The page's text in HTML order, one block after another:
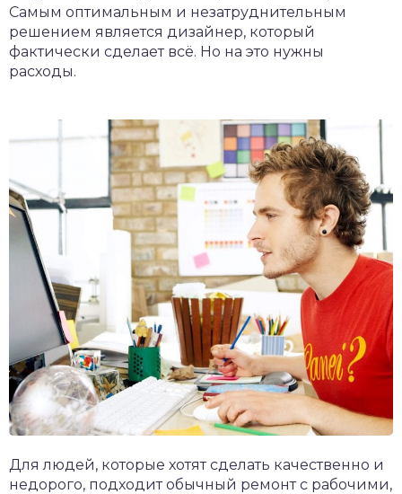
Самым оптимальным и незатруднительным
решением является дизайнер, который
фактически сделает всё. Но на это нужны
расходы.
Для людей, которые хотят сделать качественно и
недорого, подходит обычный ремонт с рабочими,